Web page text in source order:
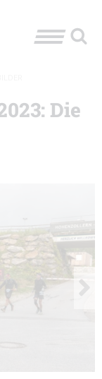
Die